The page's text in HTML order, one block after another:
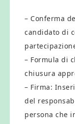
– Conferma
candidato di
– Formula di
chiusura
– Firma:
del
persona che